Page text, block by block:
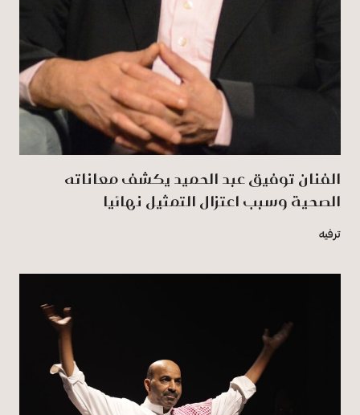
الفنان توفيق عبد الحميد يكشف معاناته
الصحية وسبب اعتزال التمثيل نهائيا
ترفيه